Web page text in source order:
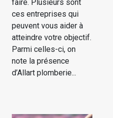
faire. Plusieurs sont
ces entreprises qui
peuvent vous aider à
atteindre votre objectif.
Parmi celles-ci, on
note la présence
d’Allart plomberie...